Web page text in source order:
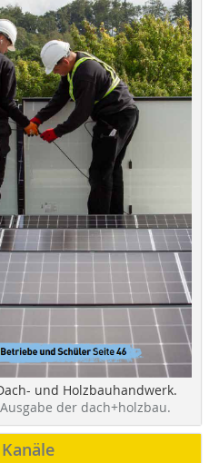
und Holzbauhandwerk.
der dach+holzbau.